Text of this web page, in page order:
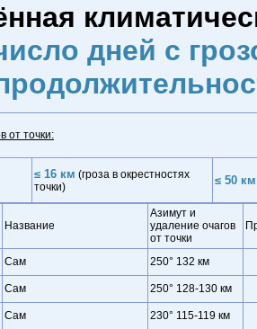
дней с
от точки:
≤ 16 км (гроза в окрестностях
точки)
≤ 50 км
Название
Азимут и
удаление очагов
от точки
Сам 250° 132 км
Сам 250° 128-130 км
Сам 230° 115-119 км